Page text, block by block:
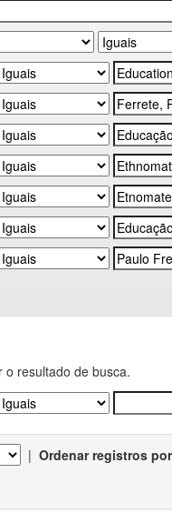
o resultado de busca.
| Ordenar registros por